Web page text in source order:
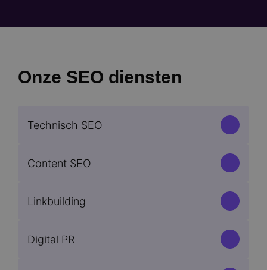
Onze SEO diensten
Technisch SEO
Content SEO
Linkbuilding
Digital PR